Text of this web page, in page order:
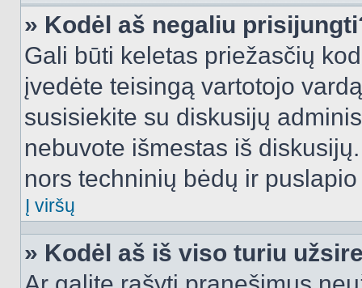
» Kodėl aš negaliu
Gali būti keletas priežasčių
įvedėte teisingą vartotojo
susisiekite su diskusijų
nebuvote išmestas iš
nors techninių bėdų ir
Į viršų
» Kodėl aš iš viso turiu